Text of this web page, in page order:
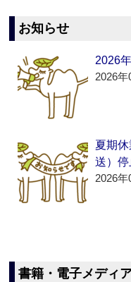
お知らせ
2026
2026
夏期
送）
2026
書籍・電子メディ